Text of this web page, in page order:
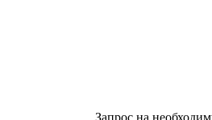
Запрос на